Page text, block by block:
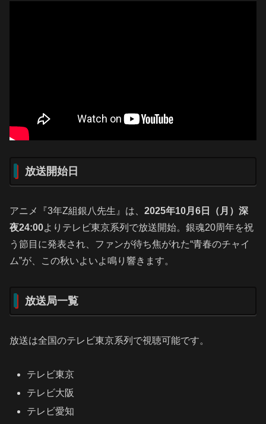
放送開始日
アニメ『3年Z組銀八先生』は、 2025年10月6日（月）深
夜24:00よりテレビ東京系列で放送開始。銀魂20周年を祝
う節目に発表され、ファンが待ち焦がれた“青春のチャイ
ム”が、この秋いよいよ鳴り響きます。
放送局一覧
放送は全国のテレビ東京系列で視聴可能です。
テレビ東京
テレビ大阪
テレビ愛知